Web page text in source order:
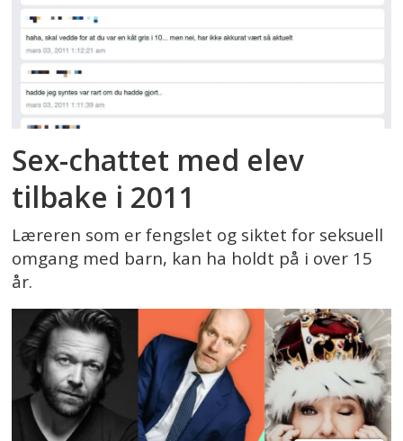
Sex-chattet med elev
tilbake i 2011
Læreren som er fengslet og siktet for seksuell
omgang med barn, kan ha holdt på i over 15
år.